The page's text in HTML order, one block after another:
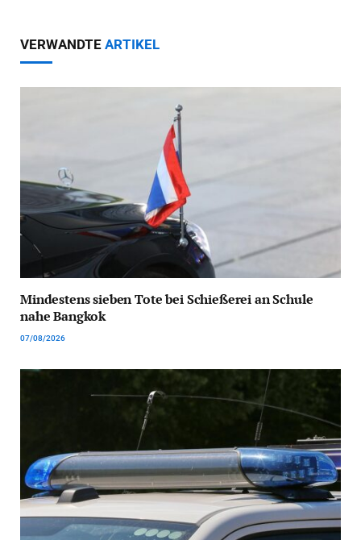
VERWANDTE ARTIKEL
Mindestens sieben Tote bei Schießerei an Schule
nahe Bangkok
07/08/2026